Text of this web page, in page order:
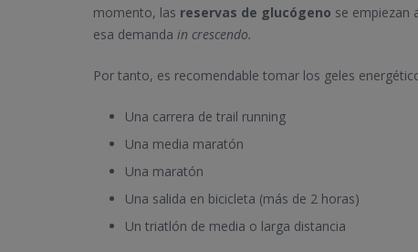
momento, las reservas de glucógeno se empiezan
esa demanda in crescendo.
Por tanto, es recomendable tomar los geles
Una carrera de trail running
Una media maratón
Una maratón
Una salida en bicicleta (más de 2 horas)
Un triatlón de media o larga distancia